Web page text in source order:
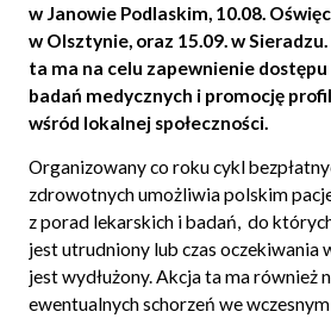
w Janowie Podlaskim, 10.08.
w Olsztynie, oraz 15.09. w
ta ma na celu zapewnienie
badań medycznych i promocję
wśród lokalnej społeczności.
Organizowany co roku cykl
zdrowotnych umożliwia polskim
z porad lekarskich i badań, do
jest utrudniony lub czas oczekiwania
jest wydłużony. Akcja ta ma również
ewentualnych schorzeń we